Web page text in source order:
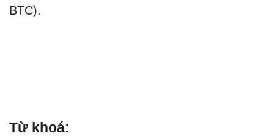
BTC).
Từ khoá: